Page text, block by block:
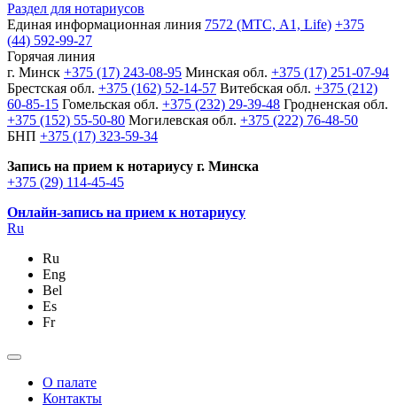
Раздел для нотариусов
Единая информационная линия 7572 (МТС, A1, Life) +375
(44) 592-99-27
Горячая линия
г. Минск +375 (17) 243-08-95 Минская обл. +375 (17) 251-07-94
Брестская обл. +375 (162) 52-14-57 Витебская обл. +375 (212)
60-85-15 Гомельская обл. +375 (232) 29-39-48 Гродненская обл.
+375 (152) 55-50-80 Могилевская обл. +375 (222) 76-48-50
БНП +375 (17) 323-59-34
Запись на прием к нотариусу г. Минска
+375 (29) 114-45-45
Онлайн-запись на прием к нотариусу
Ru
Ru
Eng
Bel
Es
Fr
О палате
Контакты